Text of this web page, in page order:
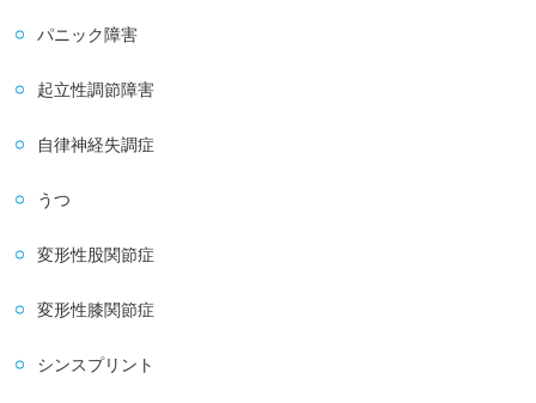
パニック障害
起立性調節障害
自律神経失調症
うつ
変形性股関節症
変形性膝関節症
シンスプリント